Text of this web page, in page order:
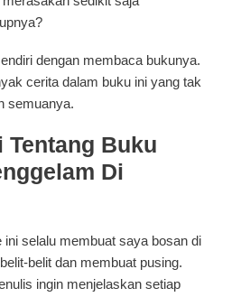
dengan membaca bukunya.
cerita dalam buku ini yang tak
semuanya.
Buku
Di
ini selalu membuat saya bosan di
belit dan membuat pusing.
ingin menjelaskan setiap